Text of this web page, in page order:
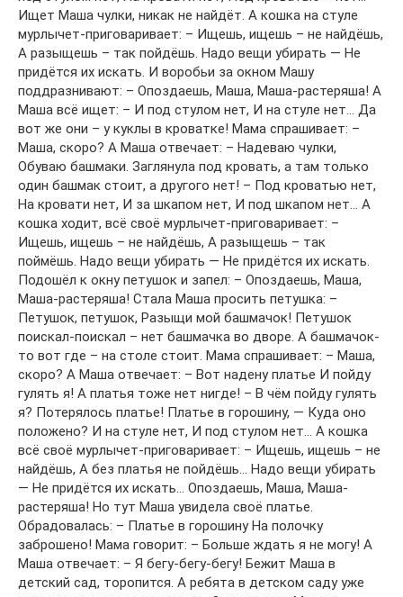
Ищет Маша чулки, никак не найдёт. А кошка на стуле
мурлычет-приговаривает: – Ищешь, ищешь – не найдёшь,
А разыщешь – так пойдёшь. Надо вещи убирать — Не
придётся их искать. И воробьи за окном Машу
поддразнивают: – Опоздаешь, Маша, Маша-растеряша! А
Маша всё ищет: – И под стулом нет, И на стуле нет… Да
вот же они – у куклы в кроватке! Мама спрашивает: –
Маша, скоро? А Маша отвечает: – Надеваю чулки,
Обуваю башмаки. Заглянула под кровать, а там только
один башмак стоит, а другого нет! – Под кроватью нет,
На кровати нет, И за шкапом нет, И под шкапом нет… А
кошка ходит, всё своё мурлычет-приговаривает: –
Ищешь, ищешь – не найдёшь, А разыщешь – так
поймёшь. Надо вещи убирать — Не придётся их искать.
Подошёл к окну петушок и запел: – Опоздаешь, Маша,
Маша-растеряша! Стала Маша просить петушка: –
Петушок, петушок, Разыщи мой башмачок! Петушок
поискал-поискал – нет башмачка во дворе. А башмачок-
то вот где – на столе стоит. Мама спрашивает: – Маша,
скоро? А Маша отвечает: – Вот надену платье И пойду
гулять я! А платья тоже нет нигде! – В чём пойду гулять
я? Потерялось платье! Платье в горошину, — Куда оно
положено? И на стуле нет, И под стулом нет… А кошка
всё своё мурлычет-приговаривает: – Ищешь, ищешь – не
найдёшь, А без платья не пойдёшь… Надо вещи убирать
— Не придётся их искать… Опоздаешь, Маша, Маша-
растеряша! Но тут Маша увидела своё платье.
Обрадовалась: – Платье в горошину На полочку
заброшено! Мама говорит: – Больше ждать я не могу! А
Маша отвечает: – Я бегу-бегу-бегу! Бежит Маша в
детский сад, торопится. А ребята в детском саду уже